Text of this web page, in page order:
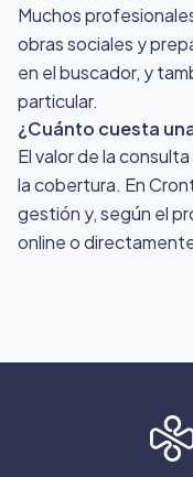
Muchos
obras sociales y
en el buscador, y
particular.
¿Cuánto cuesta
El valor de la
la cobertura. En
gestión y, según el
online o